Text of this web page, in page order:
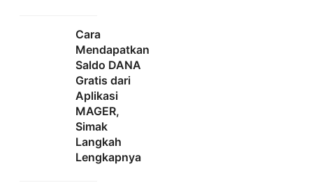
Cara
Mendapatkan
Saldo DANA
Gratis dari
Aplikasi
MAGER,
Simak
Langkah
Lengkapnya